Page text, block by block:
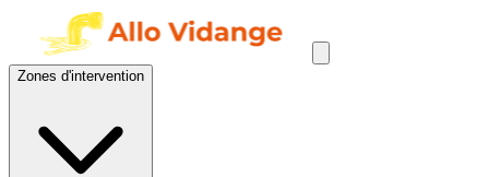
Zones d'intervention